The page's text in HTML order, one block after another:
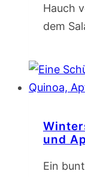
Hauch
dem
und
Ein